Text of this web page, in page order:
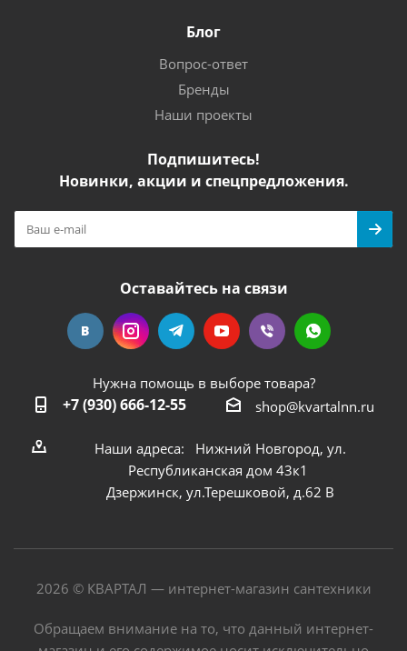
Блог
Вопрос-ответ
Бренды
Наши проекты
Подпишитесь!
Новинки, акции и спецпредложения.
Оставайтесь на связи
Нужна помощь в выборе товара?
+7 (930) 666-12-55 shop@kvartalnn.ru
Наши адреса: Нижний Новгород, ул.
Республиканская дом 43к1
Дзержинск, ул.Терешковой, д.62 В
2026 © КВАРТАЛ — интернет-магазин сантехники
Обращаем внимание на то, что данный интернет-